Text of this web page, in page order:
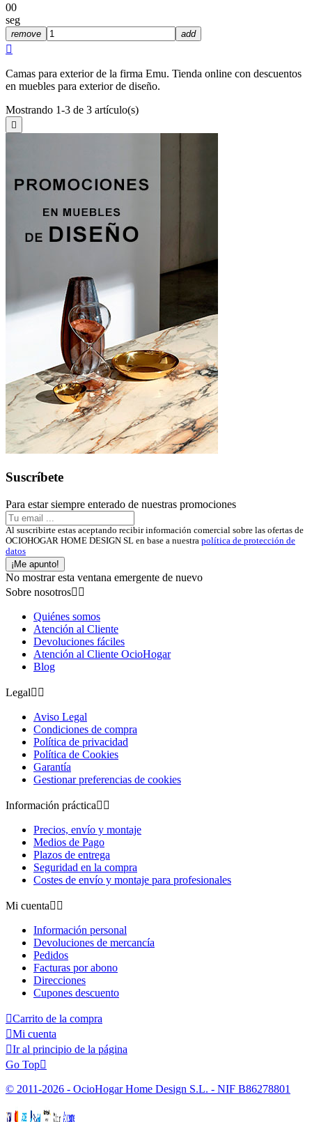
00
seg
remove add

Camas para exterior de la firma Emu. Tienda online con descuentos
en muebles para exterior de diseño.
Mostrando 1-3 de 3 artículo(s)

Suscríbete
Para estar siempre enterado de nuestras promociones
Al suscribirte estas aceptando recibir información comercial sobre las ofertas de
OCIOHOGAR HOME DESIGN SL en base a nuestra política de protección de
datos
¡Me apunto!
No mostrar esta ventana emergente de nuevo
Sobre nosotros 
Quiénes somos
Atención al Cliente
Devoluciones fáciles
Atención al Cliente OcioHogar
Blog
Legal 
Aviso Legal
Condiciones de compra
Política de privacidad
Política de Cookies
Garantía
Gestionar preferencias de cookies
Información práctica 
Precios, envío y montaje
Medios de Pago
Plazos de entrega
Seguridad en la compra
Costes de envío y montaje para profesionales
Mi cuenta 
Información personal
Devoluciones de mercancía
Pedidos
Facturas por abono
Direcciones
Cupones descuento
Carrito de la compra
Mi cuenta
Ir al principio de la página
Go Top
© 2011-2026 - OcioHogar Home Design S.L. - NIF B86278801